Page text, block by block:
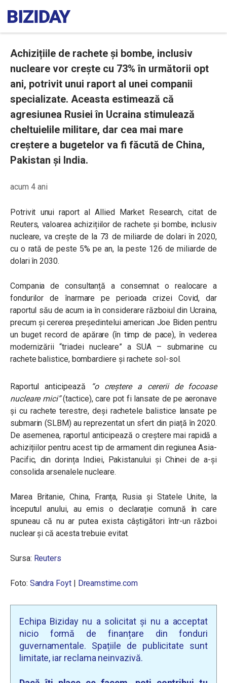
Achizițiile de rachete și bombe, inclusiv
nucleare vor crește cu 73% în următorii opt
ani, potrivit unui raport al unei companii
specializate. Aceasta estimează că
agresiunea Rusiei în Ucraina stimulează
cheltuielile militare, dar cea mai mare
creștere a bugetelor va fi făcută de China,
Pakistan și India.
acum 4 ani
Potrivit unui raport al Allied Market Research, citat de
Reuters, valoarea achizițiilor de rachete și bombe, inclusiv
nucleare, va crește de la 73 de miliarde de dolari în 2020,
cu o rată de peste 5% pe an, la peste 126 de miliarde de
dolari în 2030.
Compania de consultanță a consemnat o realocare a
fondurilor de înarmare pe perioada crizei Covid, dar
raportul său de acum ia în considerare războiul din Ucraina,
precum și cererea președintelui american Joe Biden pentru
un buget record de apărare (în timp de pace), în vederea
modernizării “triadei nucleare” a SUA – submarine cu
rachete balistice, bombardiere și rachete sol-sol.
Raportul anticipează
“o creștere a cererii de focoase
nucleare mici”(tactice), care pot fi lansate de pe aeronave
și cu rachete terestre, deși rachetele balistice lansate pe
submarin (SLBM) au reprezentat un sfert din piață în 2020.
De asemenea, raportul anticipează o creștere mai rapidă a
achizițiilor pentru acest tip de armament din regiunea Asia-
Pacific, din dorința Indiei, Pakistanului și Chinei de a-și
consolida arsenalele nucleare.
Marea Britanie, China, Franța, Rusia și Statele Unite, la
începutul anului, au emis o declarație comună în care
spuneau că nu ar putea exista câștigători într-un război
nuclear și că acesta trebuie evitat.
Sursa: Reuters
Foto: Sandra Foyt | Dreamstime.com
Echipa Biziday nu a solicitat și nu a acceptat
nicio formă de finanțare din fonduri
guvernamentale. Spațiile de publicitate sunt
limitate, iar reclama neinvazivă.